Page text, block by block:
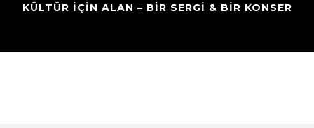
KÜLTÜR IÇIN ALAN – BIR SERGI & BIR KONSER